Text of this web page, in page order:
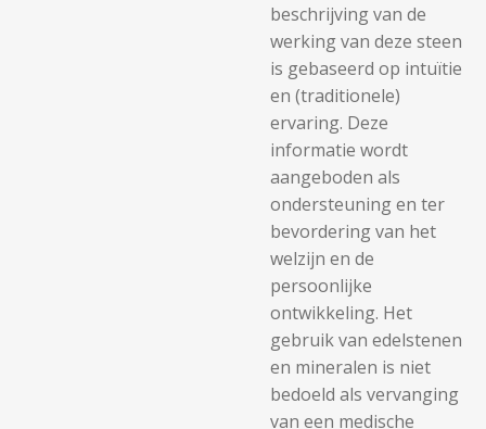
beschrijving van de
werking van deze steen
is gebaseerd op intuïtie
en (traditionele)
ervaring. Deze
informatie wordt
aangeboden als
ondersteuning en ter
bevordering van het
welzijn en de
persoonlijke
ontwikkeling. Het
gebruik van edelstenen
en mineralen is niet
bedoeld als vervanging
van een medische